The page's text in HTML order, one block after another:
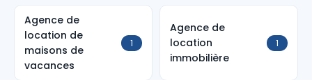
Agence de
location de
maisons de
vacances
1
Agence de
location
immobilière
1